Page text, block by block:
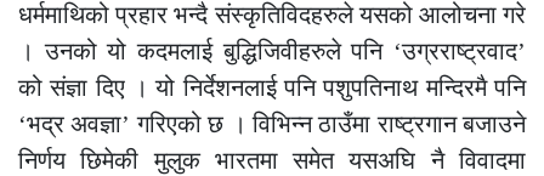
धर्ममाथिको प्रहार भन्दै संस्कृतिविदहरुले यसको आलोचना गरे
। उनको यो कदमलाई बुद्धिजिवीहरुले पनि ‘उग्रराष्ट्रवाद’
को संज्ञा दिए । यो निर्देशनलाई पनि पशुपतिनाथ मन्दिरमै पनि
‘भद्र अवज्ञा’ गरिएको छ । विभिन्न ठाउँमा राष्ट्रगान बजाउने
निर्णय छिमेकी मुलुक भारतमा समेत यसअघि नै विवादमा